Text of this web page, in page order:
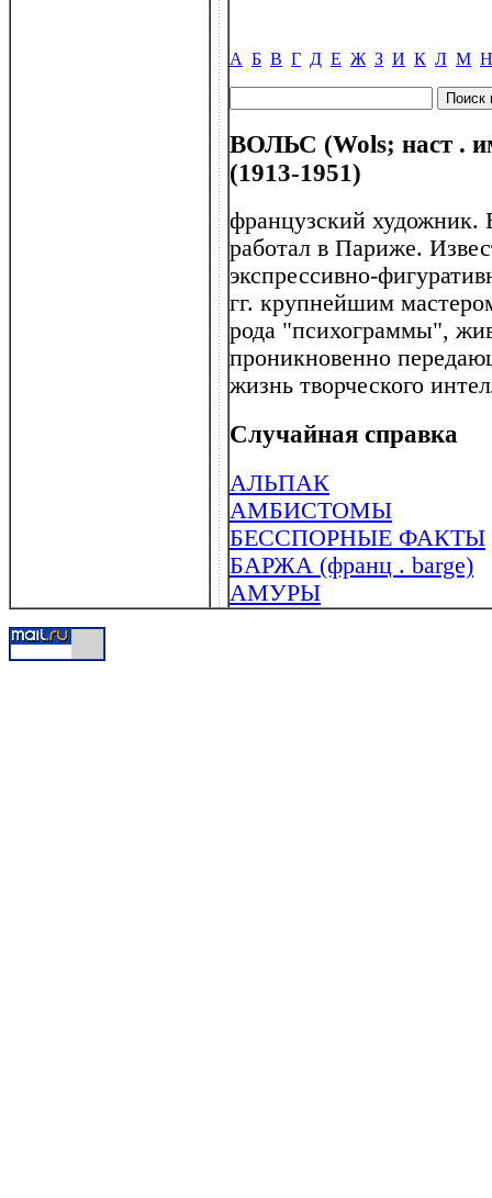
А Б В Г Д Е Ж З И К Л М Н
ВОЛЬС (Wols; наст .
(1913-1951)
французский художник.
работал в Париже.
экспрессивно-
гг. крупнейшим
рода "психограммы",
проникновенно
жизнь творческого
Случайная справка
АЛЬПАК
АМБИСТОМЫ
БЕССПОРНЫЕ ФАКТЫ
БАРЖА (франц . barge)
АМУРЫ